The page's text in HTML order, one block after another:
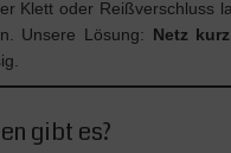
Klett oder Reißverschluss
Unsere Lösung: Netz
gibt es?